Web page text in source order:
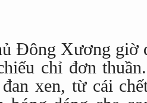
Đông Xương giờ
chỉ đơn
xen, từ cái